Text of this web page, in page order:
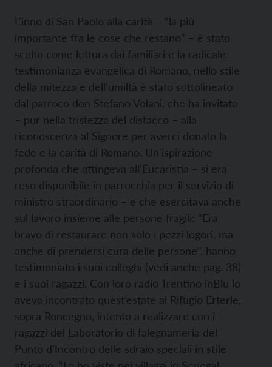
L'inno di San Paolo alla carità – “la più
importante fra le cose che restano” – è stato
scelto come lettura dai familiari e la radicale
testimonianza evangelica di Romano, nello stile
della mitezza e dell'umiltà è stato sottolineato
dal parroco don Stefano Volani, che ha invitato
– pur nella tristezza del distacco – alla
riconoscenza al Signore per averci donato la
fede e la carità di Romano. Un'ispirazione
profonda che attingeva all'Eucaristia – si era
reso disponibile in parrocchia per il servizio di
ministro straordinario – e che esercitava anche
sul lavoro insieme alle persone fragili: “Era
bravo di restaurare non solo i pezzi logori, ma
anche di prendersi cura delle persone”, hanno
testimoniato i suoi colleghi (vedi anche pag. 38)
e i suoi ragazzi. Con loro radio Trentino inBlu lo
aveva incontrato quest’estate al Rifugio Erterle,
sopra Roncegno, intento a realizzare con i
ragazzi del Laboratorio di falegnameria del
Punto d’Incontro delle sdraio speciali in stile